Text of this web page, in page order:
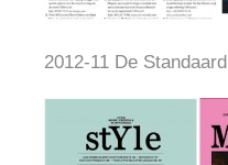
2012-11 De Standaard